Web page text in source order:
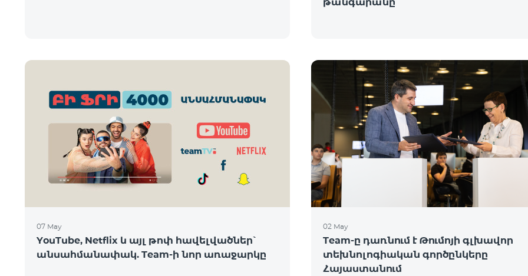
07 May
YouTube, Netflix և այլ թոփ հավելվածներ՝
անսահմանափակ. Team-ի նոր առաջարկը
02 May
Team-ը դառնում է Թումոյի գլխավոր
տեխնոլոգիական գործընկերը
Հայաստանում